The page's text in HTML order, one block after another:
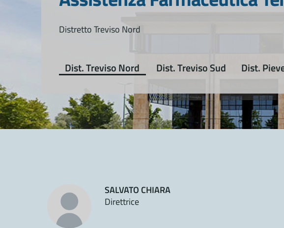
Distretto Treviso Nord
Dist. Treviso Nord Dist. Treviso Sud Dist.
SALVATO CHIARA
Direttrice